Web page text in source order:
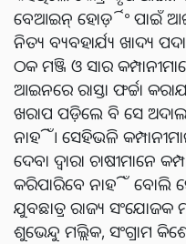
ବେଆଇନ୍ ହୋର୍ଡ଼ିଂ ପାଇଁ
ନିତ୍ୟ ବ୍ୟବହାର୍ଯ୍ୟ ଖାଦ୍ୟ
ଠକ ମଞ୍ଜି ଓ ସାର
ଆଇନରେ ରାସ୍ତା ଫର୍ଚ୍ଚା
ଖରାପ ପଡ଼ିଲେ ବି ସେ
ନାହିଁ। ସେହିଭଳି
ଦେବା ଦ୍ୱାରା ଚାଷୀମାନେ
କରିପାରିବେ ନାହିଁ ବୋଲି
ଯୁବଛାତ୍ର ରାଜ୍ୟ ସଂଯୋଜକ
ଶୁଭେନ୍ଦୁ ମଲ୍ଲିକ, ସଂଗ୍ରାମ